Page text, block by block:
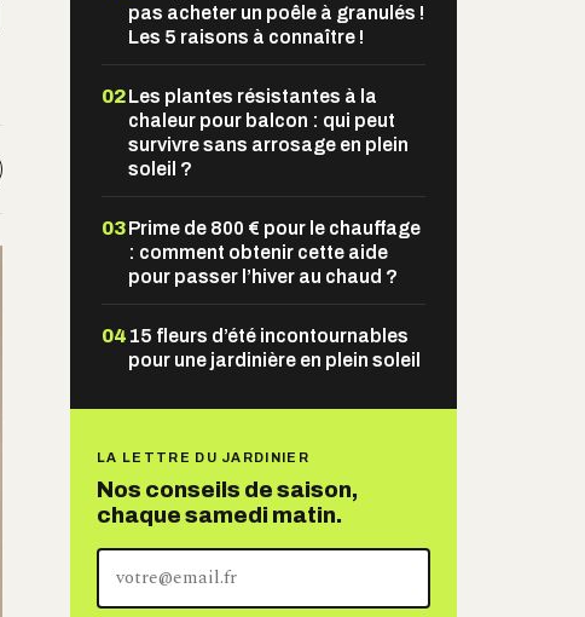
pas acheter un poêle à granulés !
Les 5 raisons à connaître !
02Les plantes résistantes à la
chaleur pour balcon : qui peut
survivre sans arrosage en plein
soleil ?
03Prime de 800 € pour le chauffage
: comment obtenir cette aide
pour passer l’hiver au chaud ?
04 15 fleurs d’été incontournables
pour une jardinière en plein soleil
LA LETTRE DU JARDINIER
Nos conseils de saison,
chaque samedi matin.
adresse